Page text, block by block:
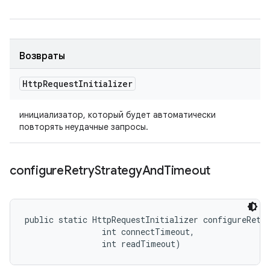
Возвраты
HttpRequestInitializer
инициализатор, который будет автоматически
повторять неудачные запросы.
configureRetryStrategyAndTimeout
public static HttpRequestInitializer
                int connectTimeout,
                int readTimeout)